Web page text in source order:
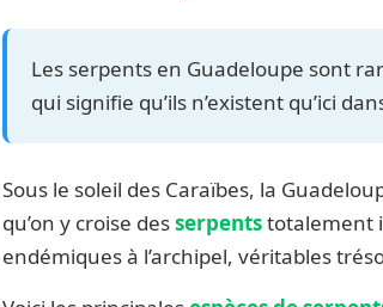
Les serpents en Guadeloupe sont
qui signifie qu’ils n’existent qu’ici
Sous le soleil des Caraïbes, la
qu’on y croise desserpentstotalement
endémiques à l’archipel, véritables